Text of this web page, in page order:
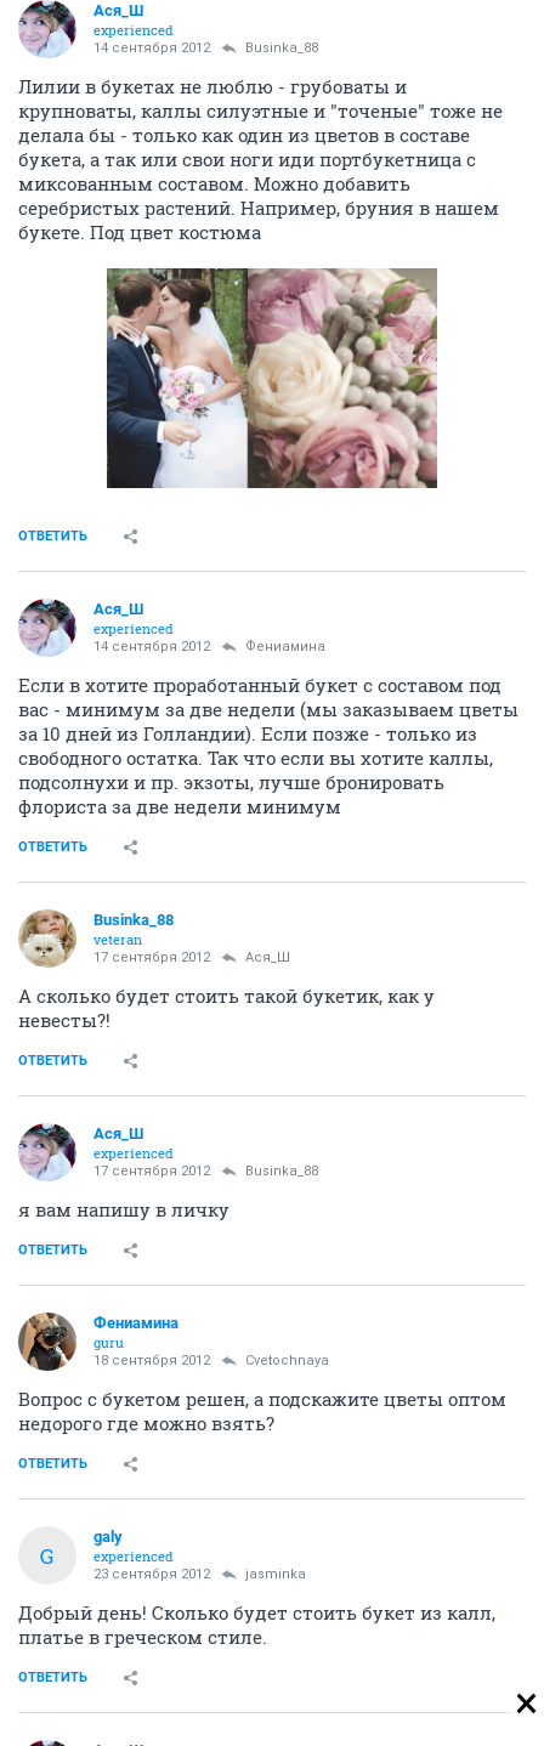
Ася_Ш
experienced
14 сентября 2012 Businka_88
Лилии в букетах не люблю - грубоваты и
крупноваты, каллы силуэтные и "точеные" тоже не
делала бы - только как один из цветов в составе
букета, а так или свои ноги иди портбукетница с
миксованным составом. Можно добавить
серебристых растений. Например, бруния в нашем
букете. Под цвет костюма
ОТВЕТИТЬ
Ася_Ш
experienced
14 сентября 2012 Фениамина
Если в хотите проработанный букет с составом под
вас - минимум за две недели (мы заказываем цветы
за 10 дней из Голландии). Если позже - только из
свободного остатка. Так что если вы хотите каллы,
подсолнухи и пр. экзоты, лучше бронировать
флориста за две недели минимум
ОТВЕТИТЬ
Businka_88
veteran
17 сентября 2012 Ася_Ш
А сколько будет стоить такой букетик, как у
невесты?!
ОТВЕТИТЬ
Ася_Ш
experienced
17 сентября 2012 Businka_88
я вам напишу в личку
ОТВЕТИТЬ
Фениамина
guru
18 сентября 2012 Cvetochnaya
Вопрос с букетом решен, а подскажите цветы оптом
недорого где можно взять?
ОТВЕТИТЬ
G
galy
experienced
23 сентября 2012 jasminka
Добрый день! Сколько будет стоить букет из калл,
платье в греческом стиле.
ОТВЕТИТЬ